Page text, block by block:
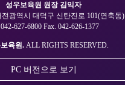
성우보육원 원장 김익자
전광역시 대덕구 신탄진로 101(연축동)
627-6800 Fax. 042-626-1377
육원.ALL RIGHTS RESERVED.
PC 버전으로 보기